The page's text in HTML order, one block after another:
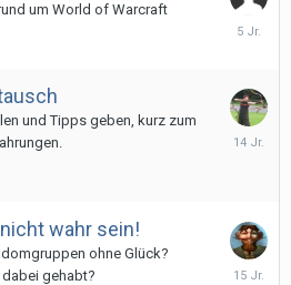
um World of Warcraft
24.
und Tipps geben, kurz zum
14.
wahr sein!
ohne Glück?
gehabt?
22.